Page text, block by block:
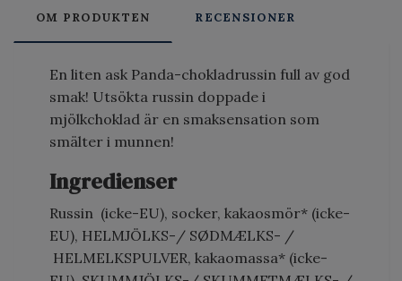
OM PRODUKTEN RECENSIONER
En liten ask Panda-chokladrussin full av god
smak! Utsökta russin doppade i
mjölkchoklad är en smaksensation som
smälter i munnen!
Ingredienser
Russin (icke-EU), socker, kakaosmör* (icke-
EU), HELMJÖLKS-/ SØDMÆLKS- /
HELMELKSPULVER, kakaomassa* (icke-